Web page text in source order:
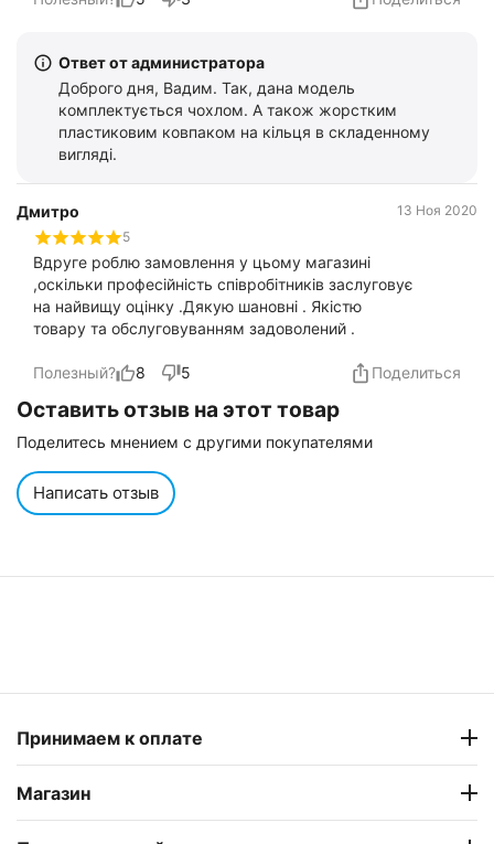
Ответ от администратора
Доброго дня, Вадим. Так, дана модель
комплектується чохлом. А також жорстким
пластиковим ковпаком на кільця в складенному
вигляді.
Дмитро
13 Ноя 2020
5
Вдруге роблю замовлення у цьому магазині
,оскільки професійність співробітників заслуговує
на найвищу оцінку .Дякую шановні . Якістю
товару та обслуговуванням задоволений .
Полезный? 8 5 Поделиться
Оставить отзыв на этот товар
Поделитесь мнением с другими покупателями
Написать отзыв
Принимаем к оплате
Магазин